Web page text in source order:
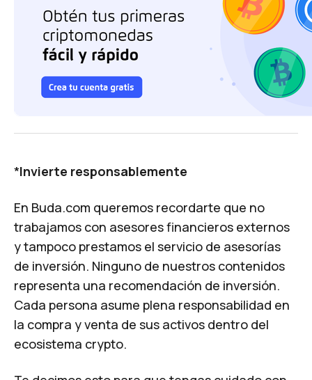
*Invierte responsablemente
En Buda.com queremos recordarte que no
trabajamos con asesores financieros externos
y tampoco prestamos el servicio de asesorías
de inversión. Ninguno de nuestros contenidos
representa una recomendación de inversión.
Cada persona asume plena responsabilidad en
la compra y venta de sus activos dentro del
ecosistema crypto.